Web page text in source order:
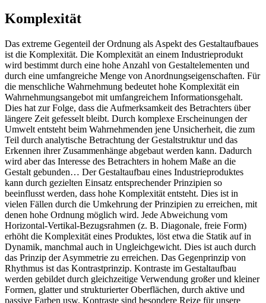
Komplexität
Das extreme Gegenteil der Ordnung als Aspekt des Gestaltaufbaues
ist die Komplexität. Die Komplexität an einem Industrieprodukt
wird bestimmt durch eine hohe Anzahl von Gestaltelementen und
durch eine umfangreiche Menge von Anordnungseigenschaften. Für
die menschliche Wahrnehmung bedeutet hohe Komplexität ein
Wahrnehmungsangebot mit umfangreichem Informationsgehalt.
Dies hat zur Folge, dass die Aufmerksamkeit des Betrachters über
längere Zeit gefesselt bleibt. Durch komplexe Erscheinungen der
Umwelt entsteht beim Wahrnehmenden jene Unsicherheit, die zum
Teil durch analytische Betrachtung der Gestaltstruktur und das
Erkennen ihrer Zusammenhänge abgebaut werden kann. Dadurch
wird aber das Interesse des Betrachters in hohem Maße an die
Gestalt gebunden… Der Gestaltaufbau eines Industrieproduktes
kann durch gezielten Einsatz entsprechender Prinzipien so
beeinflusst werden, dass hohe Komplexität entsteht. Dies ist in
vielen Fällen durch die Umkehrung der Prinzipien zu erreichen, mit
denen hohe Ordnung möglich wird. Jede Abweichung vom
Horizontal-Vertikal-Bezugsrahmen (z. B. Diagonale, freie Form)
erhöht die Komplexität eines Produktes, löst etwa die Statik auf in
Dynamik, manchmal auch in Ungleichgewicht. Dies ist auch durch
das Prinzip der Asymmetrie zu erreichen. Das Gegenprinzip von
Rhythmus ist das Kontrastprinzip. Kontraste im Gestaltaufbau
werden gebildet durch gleichzeitige Verwendung großer und kleiner
Formen, glatter und strukturierter Oberflächen, durch aktive und
passive Farben usw. Kontraste sind besondere Reize für unsere